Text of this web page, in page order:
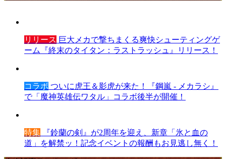
リリース 巨大メカで撃ちまくる爽快シューティングゲ
ーム『終末のタイタン：ラストラッシュ』リリース！
コラボ ついに虎王＆影虎が来た！『鋼嵐 - メカラシ』
で「魔神英雄伝ワタル」コラボ後半が開催！
特集 『鈴蘭の剣』が2周年を迎え、新章「氷と血の
道」を解禁ッ！記念イベントの報酬もお見逃し無く！